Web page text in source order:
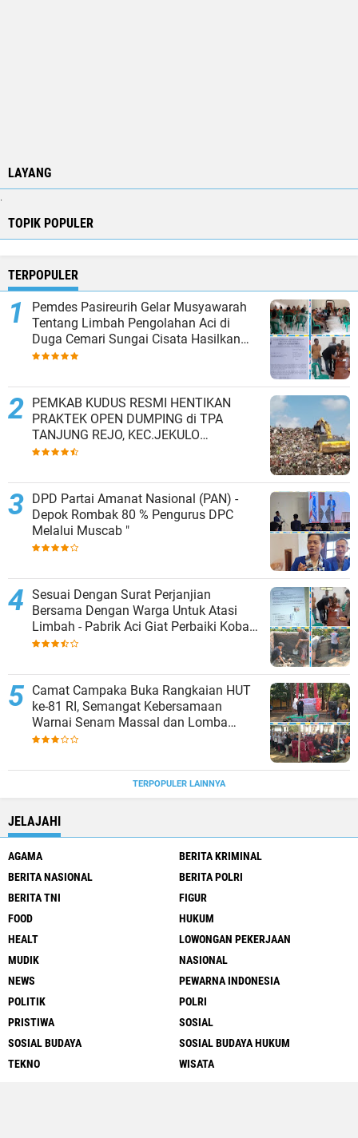
LAYANG
.
TOPIK POPULER
TERPOPULER
Pemdes Pasireurih Gelar Musyawarah
Tentang Limbah Pengolahan Aci di
Duga Cemari Sungai Cisata Hasilkan
Kesepakatan Tutup Sementara
PEMKAB KUDUS RESMI HENTIKAN
PRAKTEK OPEN DUMPING di TPA
TANJUNG REJO, KEC.JEKULO
KAB.KUDUS,BERLAKUKAN SISTEM
DPD Partai Amanat Nasional (PAN) -
Depok Rombak 80 % Pengurus DPC
Melalui Muscab "
Sesuai Dengan Surat Perjanjian
Bersama Dengan Warga Untuk Atasi
Limbah - Pabrik Aci Giat Perbaiki Kobak
Penampungan Air
Camat Campaka Buka Rangkaian HUT
ke-81 RI, Semangat Kebersamaan
Warnai Senam Massal dan Lomba
Karaoke Perangkat Desa
TERPOPULER LAINNYA
JELAJAHI
AGAMA
BERITA KRIMINAL
BERITA NASIONAL
BERITA POLRI
BERITA TNI
FIGUR
FOOD
HUKUM
HEALT
LOWONGAN PEKERJAAN
MUDIK
NASIONAL
NEWS
PEWARNA INDONESIA
POLITIK
POLRI
PRISTIWA
SOSIAL
SOSIAL BUDAYA
SOSIAL BUDAYA HUKUM
TEKNO
WISATA